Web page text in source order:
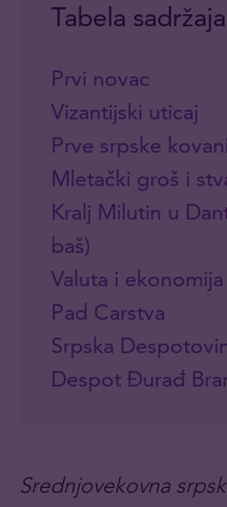
Tabela sadržaja
Prvi novac
Vizantijski uticaj
Prve srpske
Mletački groš i
Kralj Milutin u
baš)
Valuta i
Pad Carstva
Srpska
Despot Đurađ
Srednjovekovna